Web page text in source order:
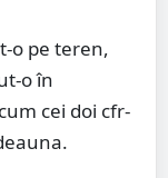
o pe teren,
o în
cei doi cfr-